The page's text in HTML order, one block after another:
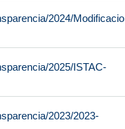
2024/Modificacio
2025/ISTAC-
2023/2023-